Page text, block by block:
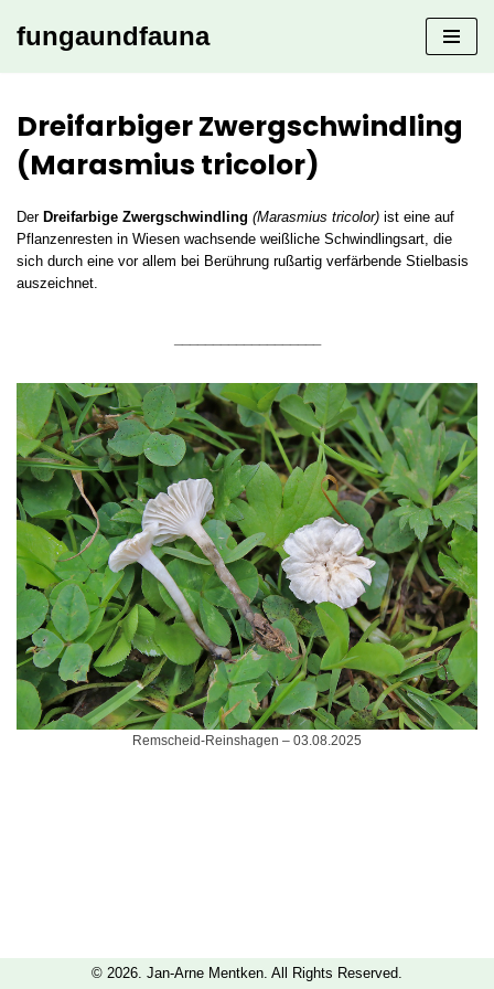
fungaundfauna
Dreifarbiger Zwergschwindling
(Marasmius tricolor)
Der Dreifarbige Zwergschwindling (Marasmius tricolor) ist eine auf
Pflanzenresten in Wiesen wachsende weißliche Schwindlingsart, die
sich durch eine vor allem bei Berührung rußartig verfärbende Stielbasis
auszeichnet.
Remscheid-Reinshagen – 03.08.2025
© 2026. Jan-Arne Mentken. All Rights Reserved.